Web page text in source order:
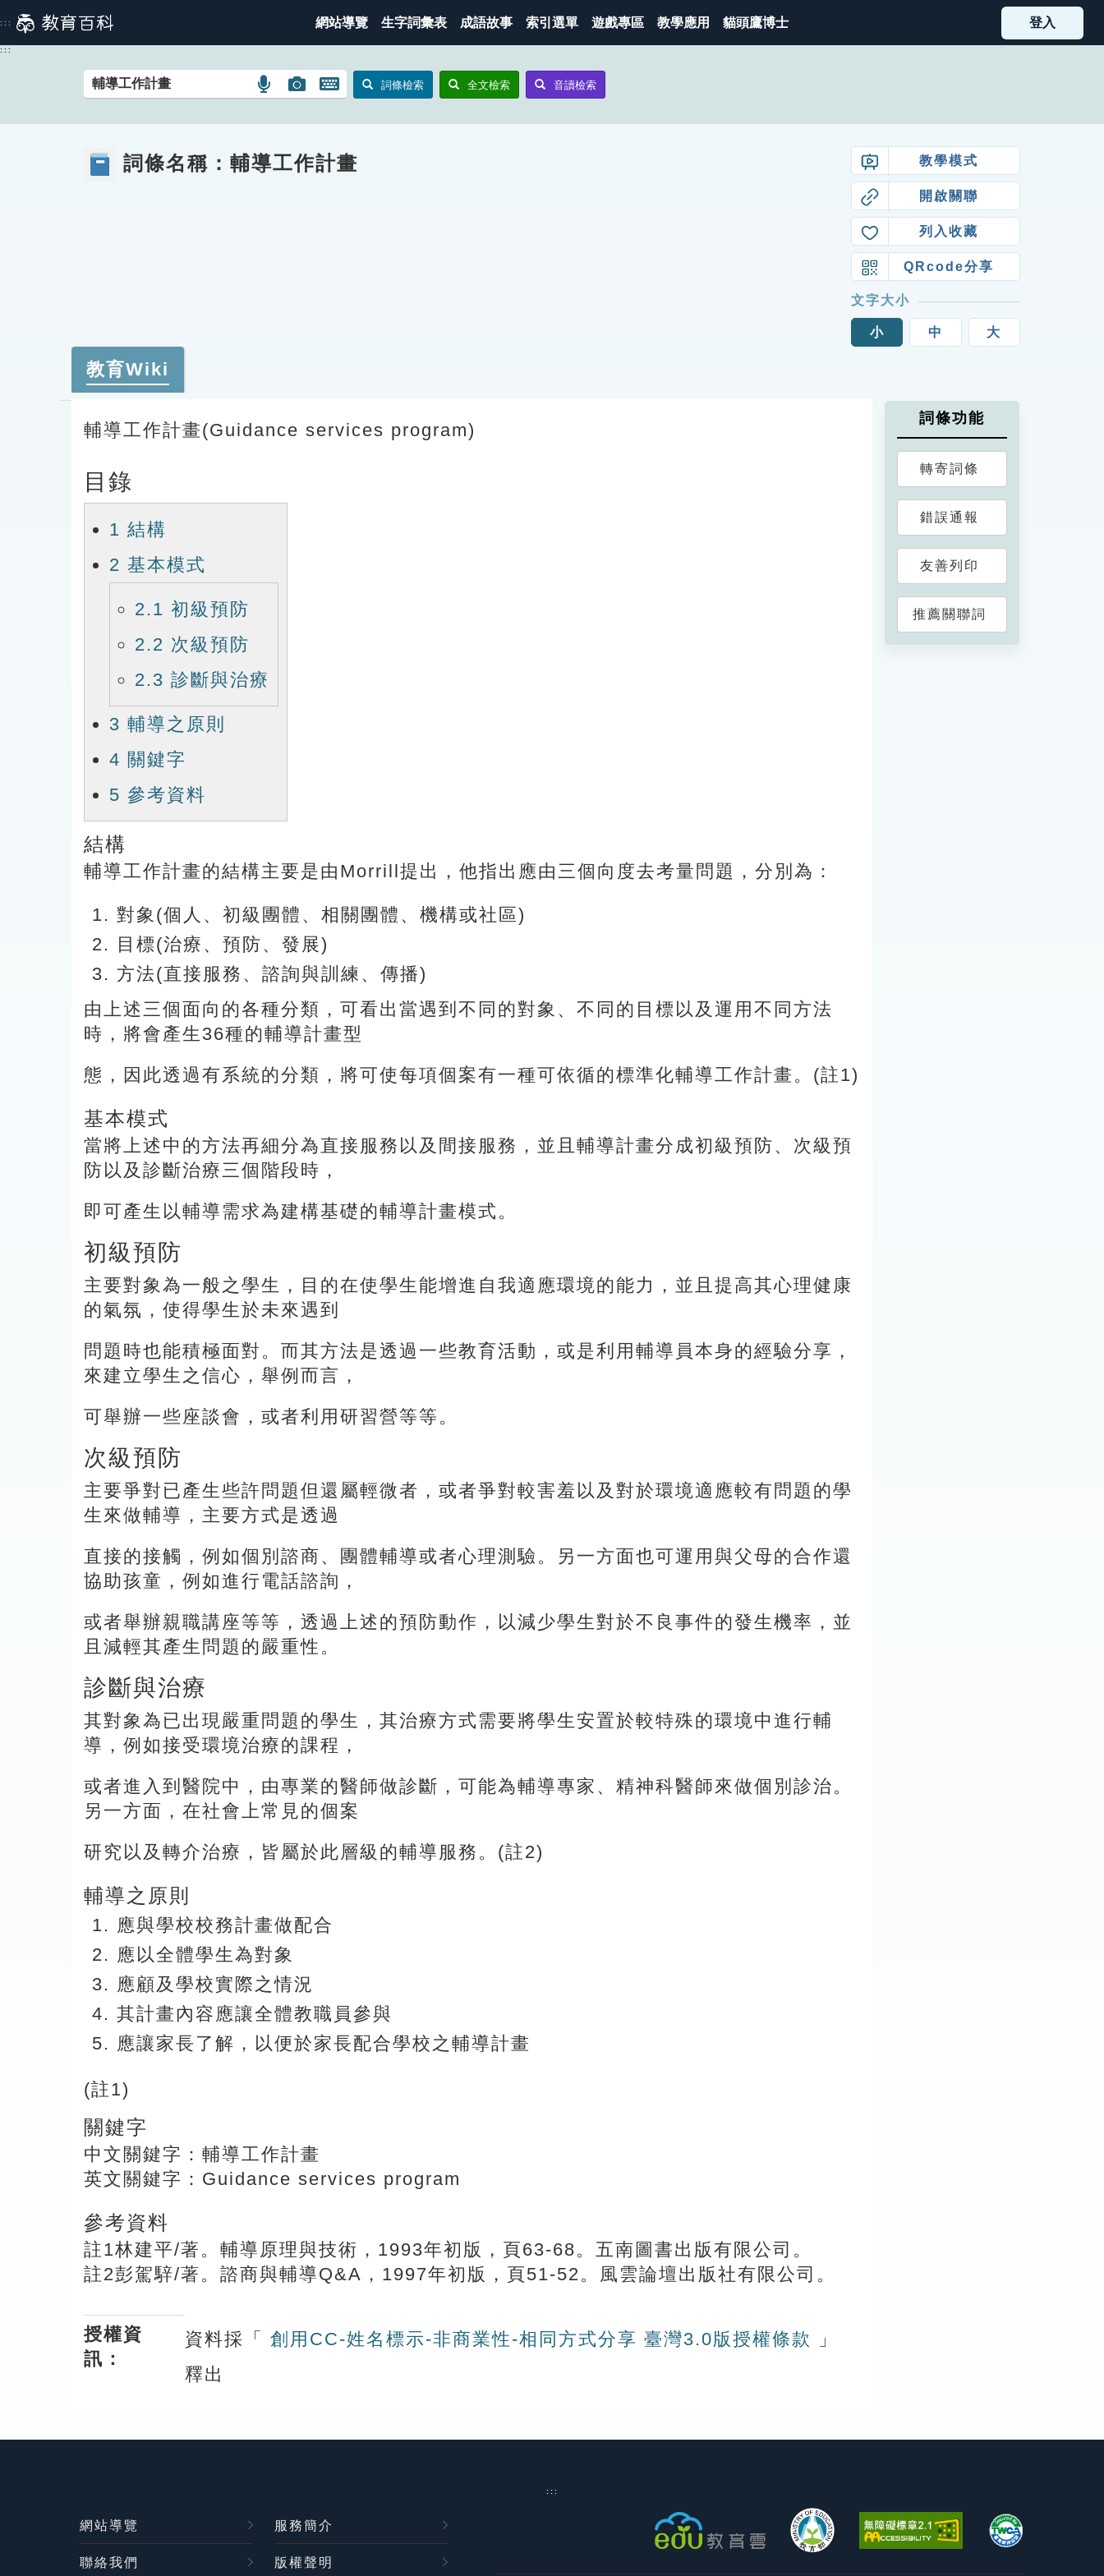
到
主
::: 網站導覽 生字詞彙表 成語故事 索引選單 遊戲專區 教學應用 貓頭鷹博士 登入
:::
語
搜
圖
圖
搜
圖
開
鍵
圖
詞條檢索 全文檢索 音讀檢索
詞條名稱： 輔導工作計畫 教學模式
開啟關聯
列入收藏
QRcode分享
文字大小
小 中 大
教育Wiki
輔導工作計畫(Guidance services program)
目錄
1 結構
2 基本模式
2.1 初級預防
2.2 次級預防
2.3 診斷與治療
3 輔導之原則
4 關鍵字
5 參考資料
結構
輔導工作計畫的結構主要是由Morrill提出，他指出應由三個向度去考量問題，分別為：
對象(個人、初級團體、相關團體、機構或社區)
目標(治療、預防、發展)
方法(直接服務、諮詢與訓練、傳播)
由上述三個面向的各種分類，可看出當遇到不同的對象、不同的目標以及運用不同方法
時，將會產生36種的輔導計畫型
態，因此透過有系統的分類，將可使每項個案有一種可依循的標準化輔導工作計畫。(註1)
基本模式
當將上述中的方法再細分為直接服務以及間接服務，並且輔導計畫分成初級預防、次級預
防以及診斷治療三個階段時，
即可產生以輔導需求為建構基礎的輔導計畫模式。
初級預防
主要對象為一般之學生，目的在使學生能增進自我適應環境的能力，並且提高其心理健康
的氣氛，使得學生於未來遇到
問題時也能積極面對。而其方法是透過一些教育活動，或是利用輔導員本身的經驗分享，
來建立學生之信心，舉例而言，
可舉辦一些座談會，或者利用研習營等等。
次級預防
主要爭對已產生些許問題但還屬輕微者，或者爭對較害羞以及對於環境適應較有問題的學
生來做輔導，主要方式是透過
直接的接觸，例如個別諮商、團體輔導或者心理測驗。另一方面也可運用與父母的合作還
協助孩童，例如進行電話諮詢，
或者舉辦親職講座等等，透過上述的預防動作，以減少學生對於不良事件的發生機率，並
且減輕其產生問題的嚴重性。
診斷與治療
其對象為已出現嚴重問題的學生，其治療方式需要將學生安置於較特殊的環境中進行輔
導，例如接受環境治療的課程，
或者進入到醫院中，由專業的醫師做診斷，可能為輔導專家、精神科醫師來做個別診治。
另一方面，在社會上常見的個案
研究以及轉介治療，皆屬於此層級的輔導服務。(註2)
輔導之原則
應與學校校務計畫做配合
應以全體學生為對象
應顧及學校實際之情況
其計畫內容應讓全體教職員參與
應讓家長了解，以便於家長配合學校之輔導計畫
(註1)
關鍵字
中文關鍵字：輔導工作計畫
英文關鍵字：Guidance services program
參考資料
註1林建平/著。輔導原理與技術，1993年初版，頁63-68。五南圖書出版有限公司。
註2彭駕騂/著。諮商與輔導Q&A，1997年初版，頁51-52。風雲論壇出版社有限公司。
授權資
訊：
資料採「 創用CC-姓名標示-非商業性-相同方式分享 臺灣3.0版授權條款
」
釋出
詞條功能
轉寄詞條
錯誤通報
友善列印
推薦關聯詞
:::
網站導覽 服務簡介
聯絡我們 版權聲明